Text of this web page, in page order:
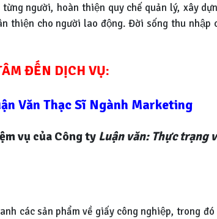
người, hoàn thiện quy chế quản lý, xây
thiện cho người lao động. Đời sống thu
ĐẾN DỊCH VỤ:
Văn Thạc Sĩ Ngành Marketing
vụ của Công ty Luận văn: Thực trạng
các sản phẩm về giấy công nghiệp, trong